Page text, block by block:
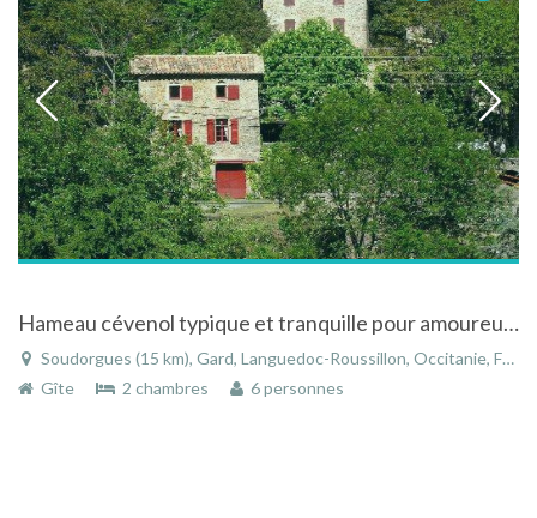
Hameau cévenol typique et tranquille pour amoureux des balades à Soudorgues dans le Gard
Soudorgues (15 km), Gard, Languedoc-Roussillon, Occitanie, France
Gîte
2 chambres 6 personnes